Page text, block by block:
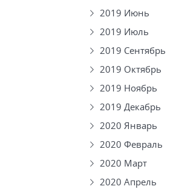
2019 Июнь
2019 Июль
2019 Сентябрь
2019 Октябрь
2019 Ноябрь
2019 Декабрь
2020 Январь
2020 Февраль
2020 Март
2020 Апрель